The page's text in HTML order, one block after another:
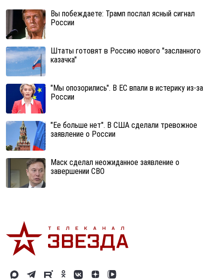
Вы побеждаете: Трамп послал ясный сигнал
России
Штаты готовят в Россию нового "засланного
казачка"
"Мы опозорились". В ЕС впали в истерику из-за
России
"Ее больше нет". В США сделали тревожное
заявление о России
Маск сделал неожиданное заявление о
завершении СВО